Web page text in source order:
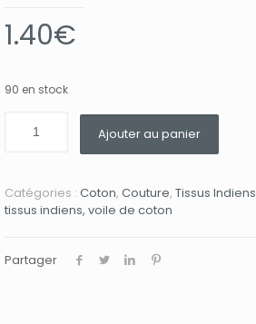
1.40€
90 en stock
Ajouter au panier
Catégories : Coton, Couture, Tissus Indiens
tissus indiens, voile de coton
Partager